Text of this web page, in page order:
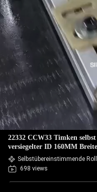
22332 CCW33 Timken
versiegelter ID 160MM
Selbstübereinstimmende
698 views